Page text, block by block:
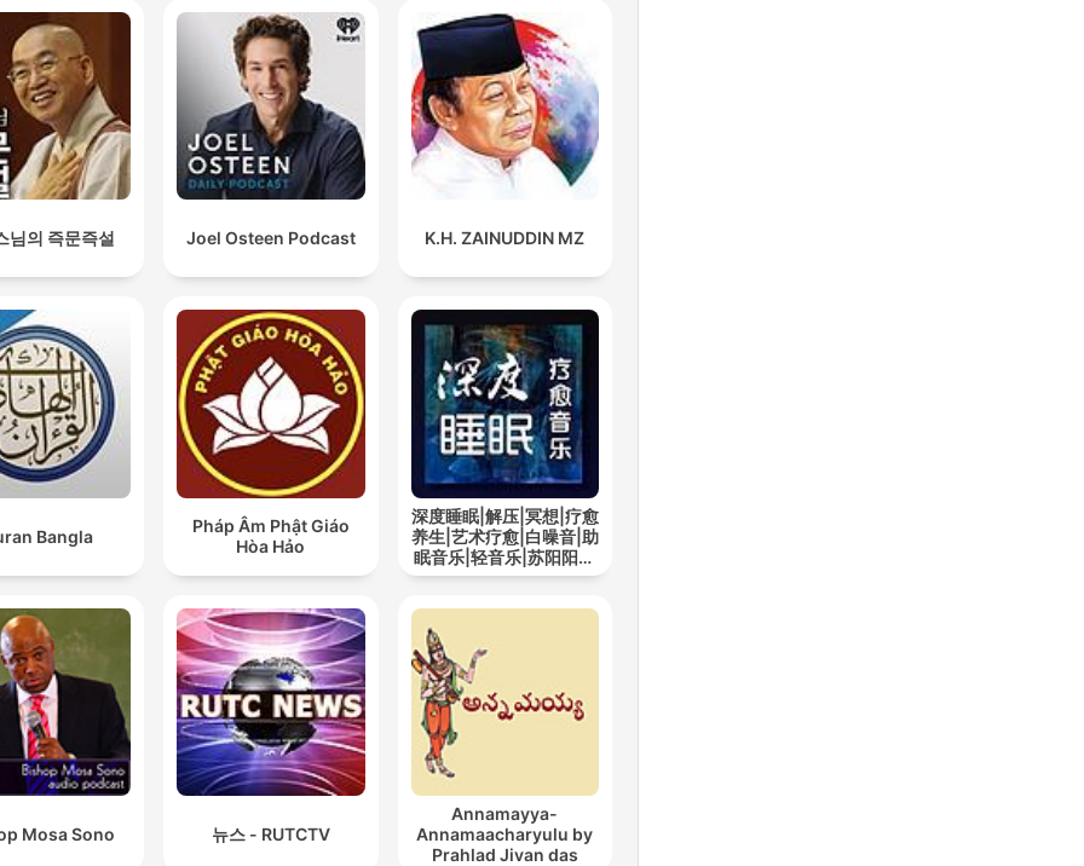
님의 즉문즉설 Joel Osteen Podcast K.H. ZAINUDDIN MZ
Bangla
Pháp Âm Phật Giáo
Hòa Hảo
深度睡眠|解压|冥想|疗愈
养生|艺术疗愈|白噪音|助
眠音乐|轻音乐|苏阳阳频
道
Mosa Sono 뉴스 - RUTCTV
Annamayya-
Annamaacharyulu by
Prahlad Jivan das